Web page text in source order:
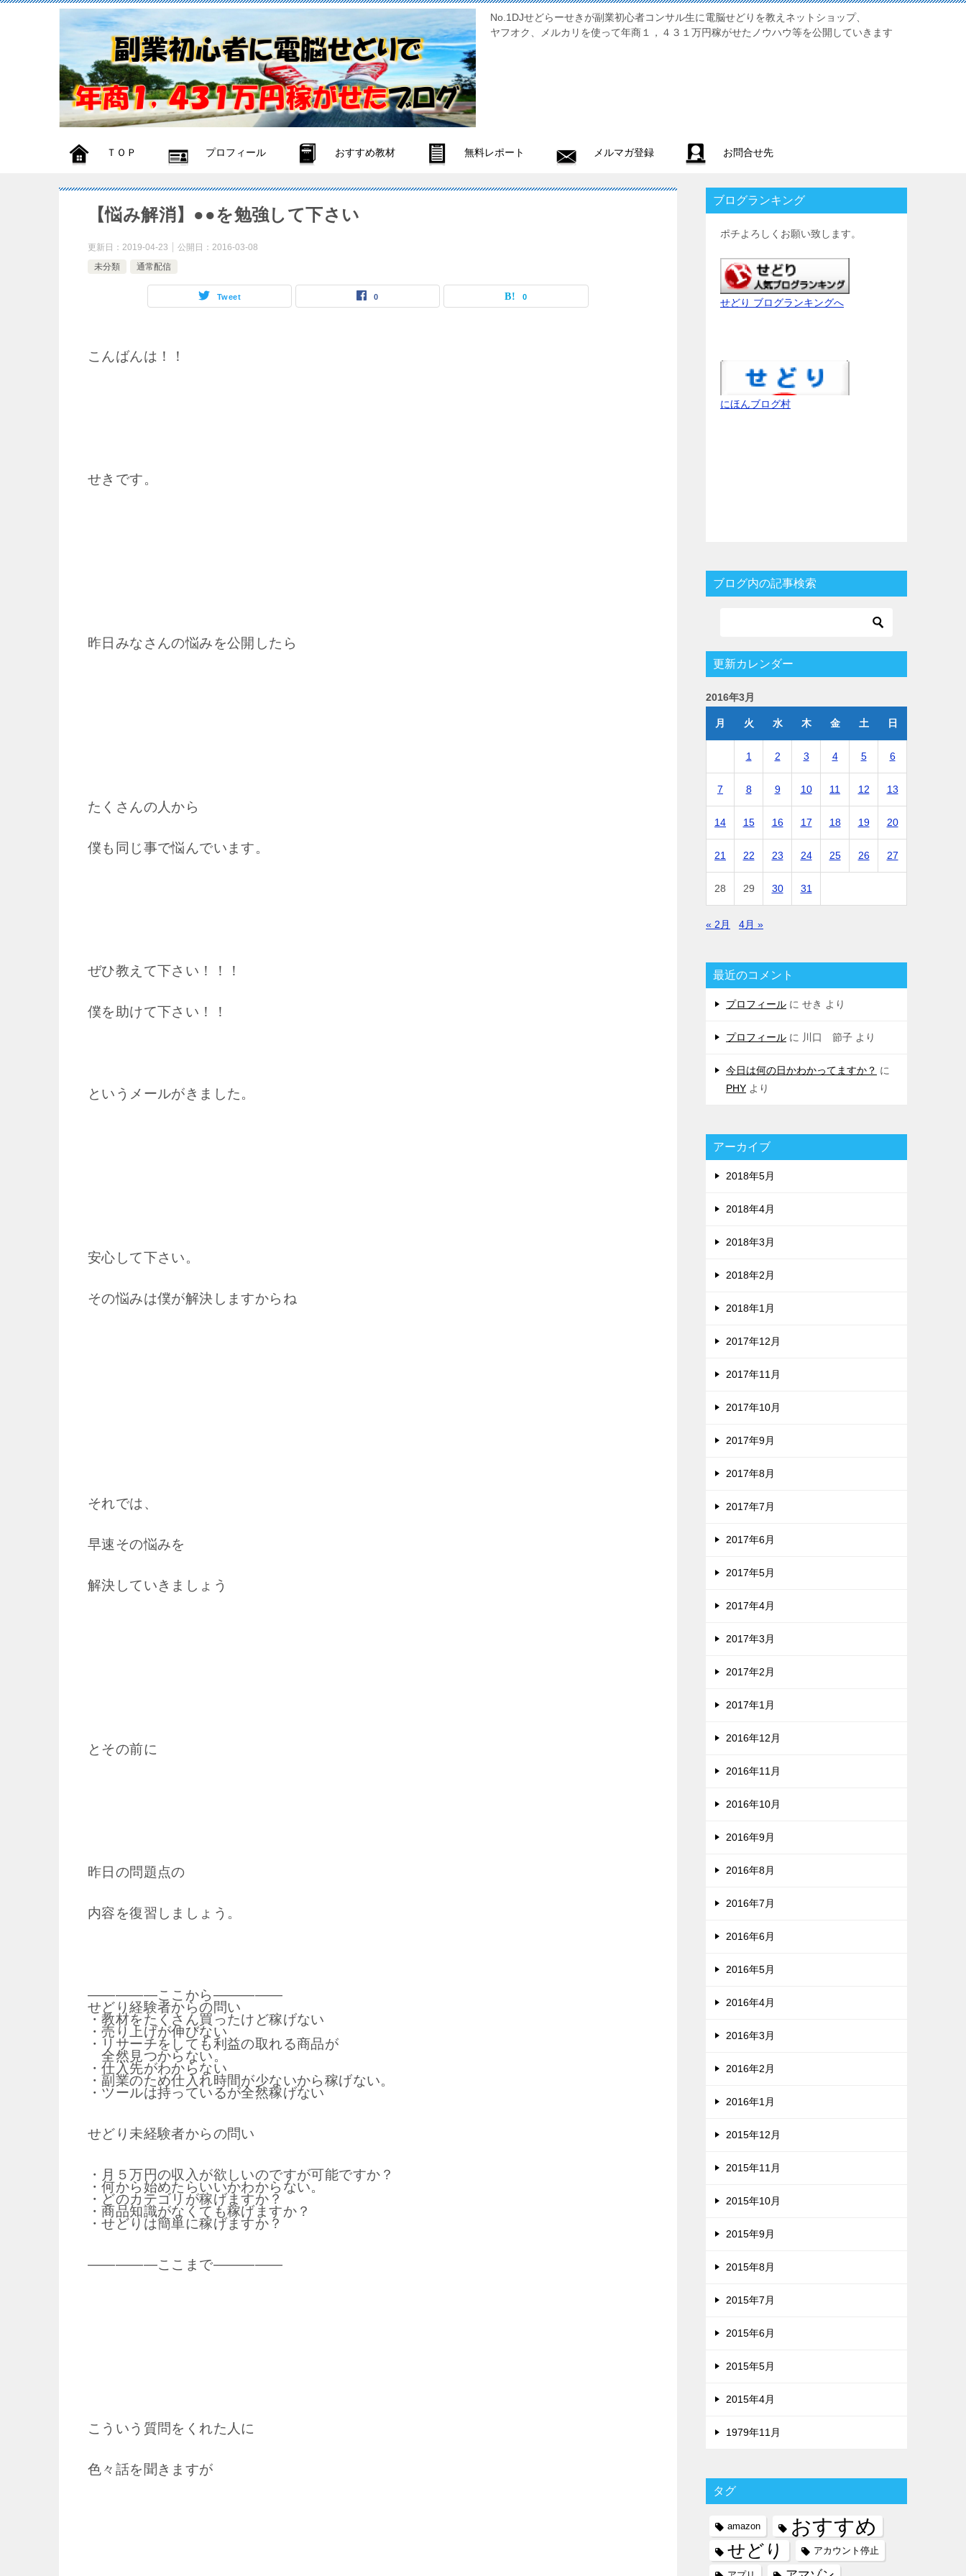
No.1DJせどらーせきが副業初心者コンサル生に電脳せどりを教えネットショップ、
ヤフオク、メルカリを使って年商１，４３１万円稼がせたノウハウ等を公開していきます
ＴＯＰ プロフィール おすすめ教材 無料レポート メルマガ登録 お問合せ先
【悩み解消】●●を勉強して下さい
更新日： 2019-04-23 公開日： 2016-03-08
未分類
通常配信
Tweet 0 0
こんばんは！！
せきです。
昨日みなさんの悩みを公開したら
たくさんの人から
僕も同じ事で悩んでいます。
ぜひ教えて下さい！！！
僕を助けて下さい！！
というメールがきました。
安心して下さい。
その悩みは僕が解決しますからね
それでは、
早速その悩みを
解決していきましょう
とその前に
昨日の問題点の
内容を復習しましょう。
―――――ここから―――――
せどり経験者からの問い
・教材をたくさん買ったけど稼げない
・売り上げが伸びない
・リサーチをしても利益の取れる商品が
全然見つからない。
・仕入先がわからない
・副業のため仕入れ時間が少ないから稼げない。
・ツールは持っているが全然稼げない
せどり未経験者からの問い
・月５万円の収入が欲しいのですが可能ですか？
・何から始めたらいいかわからない。
・どのカテゴリが稼げますか？
・商品知識がなくても稼げますか？
・せどりは簡単に稼げますか？
―――――ここまで―――――
こういう質問をくれた人に
色々話を聞きますが
ブログランキング
ポチよろしくお願い致します。
せどり ブログランキングへ
にほんブログ村
ブログ内の記事検索
更新カレンダー
2016年3月
月 火 水 木 金 土 日
1 2 3 4 5 6
7 8 9 10 11 12 13
14 15 16 17 18 19 20
21 22 23 24 25 26 27
28 29 30 31
« 2月 4月 »
最近のコメント
プロフィール に せき より
プロフィール に 川口 節子 より
今日は何の日かわかってますか？ に
PHY より
アーカイブ
2018年5月
2018年4月
2018年3月
2018年2月
2018年1月
2017年12月
2017年11月
2017年10月
2017年9月
2017年8月
2017年7月
2017年6月
2017年5月
2017年4月
2017年3月
2017年2月
2017年1月
2016年12月
2016年11月
2016年10月
2016年9月
2016年8月
2016年7月
2016年6月
2016年5月
2016年4月
2016年3月
2016年2月
2016年1月
2015年12月
2015年11月
2015年10月
2015年9月
2015年8月
2015年7月
2015年6月
2015年5月
2015年4月
1979年11月
タグ
amazon おすすめ
せどり アカウント停止